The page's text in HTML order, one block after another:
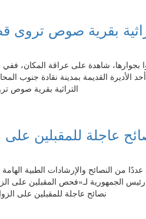
بقرية صوص
شاهدة على عراقة المكان،
الأديرة القديمة بمدينة نقادة جنوب
التراثية بقرية صوص
عاجلة للمقبلين على
من النصائح والإرشادات الطبية
الجمهورية لـ«فحص المقبلين على
نصائح عاجلة للمقبلين على